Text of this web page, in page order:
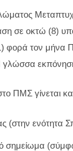
σε οκτώ (8)
φορά τον μήνα
ΠΜΣ γίνεται
(στην ενότητα
σημείωμα